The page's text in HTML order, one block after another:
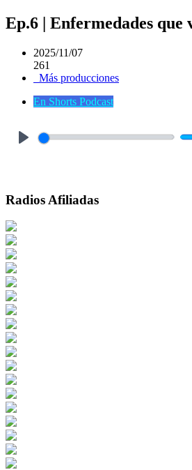
Ep.6 | Enfermedades que
2025/11/07
261
Más producciones
En Shorts Podcast
Radios Afiliadas